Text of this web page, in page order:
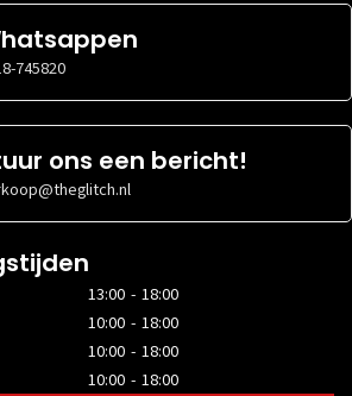
745820
ons een bericht!
13:00 - 18:00
10:00 - 18:00
10:00 - 18:00
10:00 - 18:00